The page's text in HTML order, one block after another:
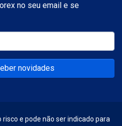
no seu email e se
novidades
e pode não ser indicado para